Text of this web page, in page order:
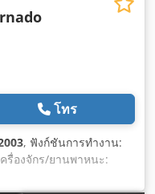
โทร
, ฟังก์ชันการทำงาน:
รื่องจักร/ยานพาหนะ: